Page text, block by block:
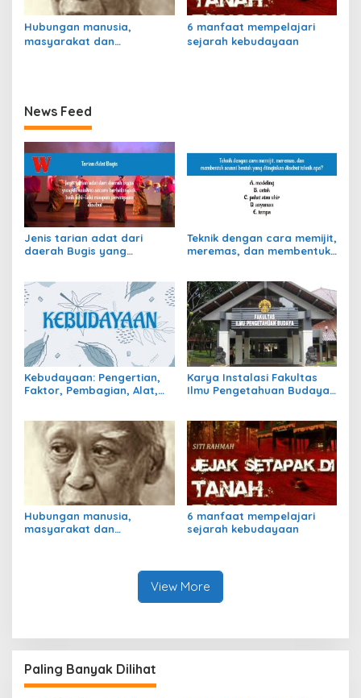
Hubungan manusia,
masyarakat dan
6 manfaat mempelajari
sejarah kebudayaan
News Feed
Jenis tarian adat dari
daerah Bugis yang
Teknik dengan cara memijit,
meremas, dan membentuk
apa?
Kebudayaan: Pengertian,
Faktor, Pembagian, Alat,
Karya Instalasi Fakultas
Ilmu Pengetahuan Budaya
Hubungan manusia,
masyarakat dan
6 manfaat mempelajari
sejarah kebudayaan
View More
Paling Banyak Dilihat